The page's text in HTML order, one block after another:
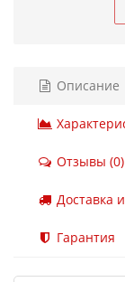
Описание
Отзывы (0)
Доставка
Гарантия